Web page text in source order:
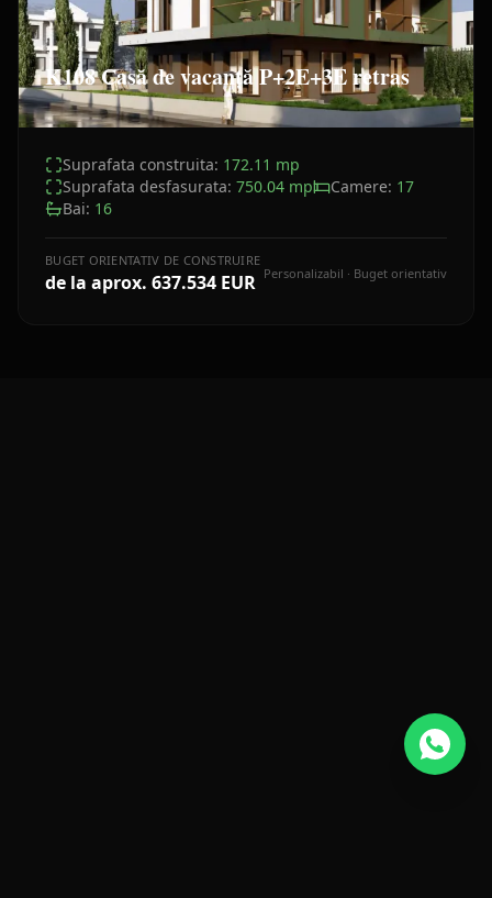
K108 Casă de vacanță P+2E+3E retras
Suprafata construita: 172.11 mp
Suprafata desfasurata: 750.04 mp Camere: 17
Bai: 16
BUGET ORIENTATIV DE CONSTRUIRE
de la aprox. 637.534 EUR Personalizabil · Buget orientativ